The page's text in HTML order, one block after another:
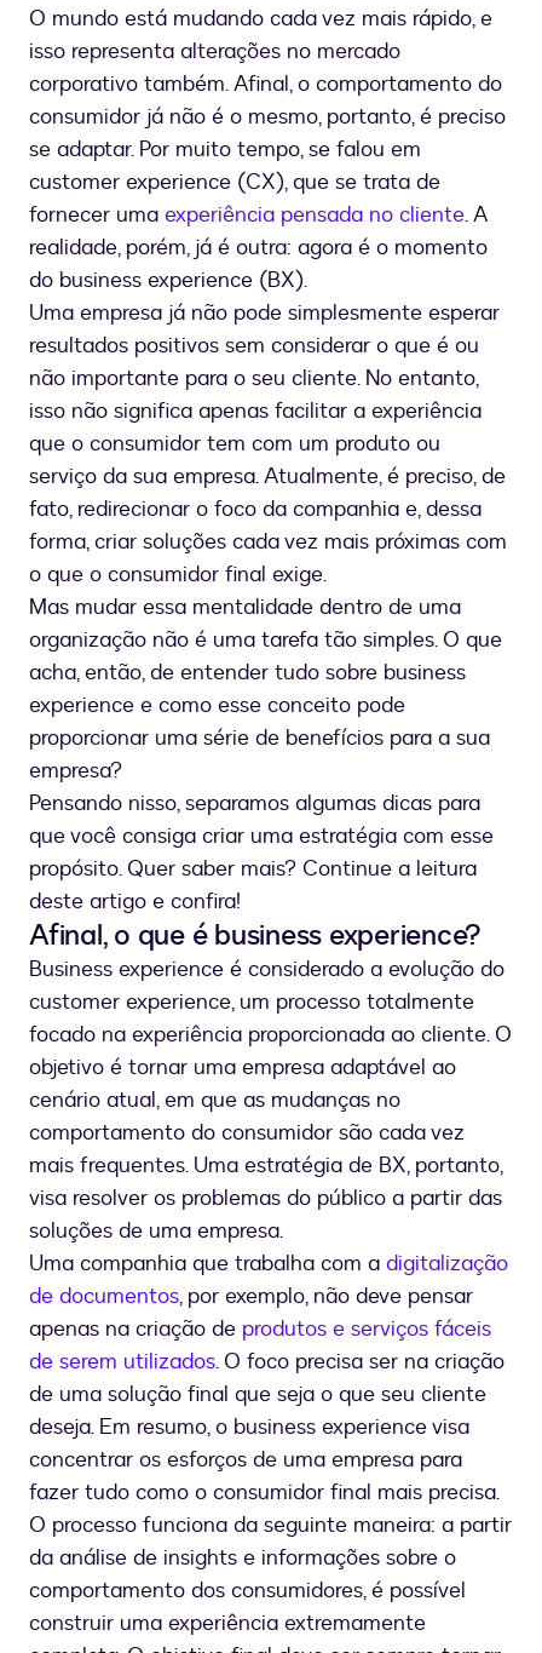
é
business
experience
O mundo está mudando cada vez mais rápido, e
isso representa alterações no mercado
corporativo também. Afinal, o comportamento do
consumidor já não é o mesmo, portanto, é preciso
se adaptar. Por muito tempo, se falou em
customer experience (CX), que se trata de
fornecer uma experiência pensada no cliente. A
realidade, porém, já é outra: agora é o momento
do business experience (BX).
Uma empresa já não pode simplesmente esperar
resultados positivos sem considerar o que é ou
não importante para o seu cliente. No entanto,
isso não significa apenas facilitar a experiência
que o consumidor tem com um produto ou
serviço da sua empresa. Atualmente, é preciso, de
fato, redirecionar o foco da companhia e, dessa
forma, criar soluções cada vez mais próximas com
o que o consumidor final exige.
Mas mudar essa mentalidade dentro de uma
organização não é uma tarefa tão simples. O que
acha, então, de entender tudo sobre business
experience e como esse conceito pode
proporcionar uma série de benefícios para a sua
empresa?
Pensando nisso, separamos algumas dicas para
que você consiga criar uma estratégia com esse
propósito. Quer saber mais? Continue a leitura
deste artigo e confira!
Afinal, o que é business experience?
Business experience é considerado a evolução do
customer experience, um processo totalmente
focado na experiência proporcionada ao cliente. O
objetivo é tornar uma empresa adaptável ao
cenário atual, em que as mudanças no
comportamento do consumidor são cada vez
mais frequentes. Uma estratégia de BX, portanto,
visa resolver os problemas do público a partir das
soluções de uma empresa.
Uma companhia que trabalha com a digitalização
de documentos, por exemplo, não deve pensar
apenas na criação de produtos e serviços fáceis
de serem utilizados. O foco precisa ser na criação
de uma solução final que seja o que seu cliente
deseja. Em resumo, o business experience visa
concentrar os esforços de uma empresa para
fazer tudo como o consumidor final mais precisa.
O processo funciona da seguinte maneira: a partir
da análise de insights e informações sobre o
comportamento dos consumidores, é possível
construir uma experiência extremamente